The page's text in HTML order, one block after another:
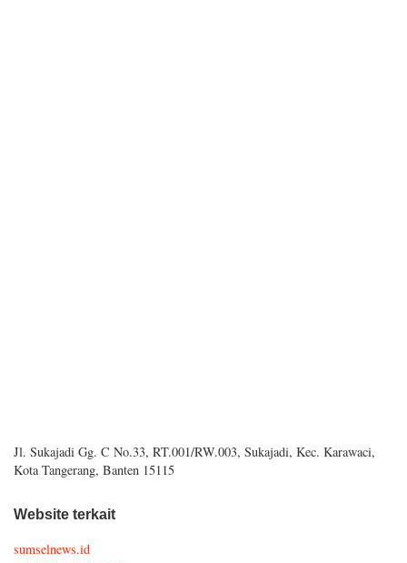
Jl. Sukajadi Gg. C No.33, RT.001/RW.003, Sukajadi, Kec. Karawaci,
Kota Tangerang, Banten 15115
Website terkait
sumselnews.id